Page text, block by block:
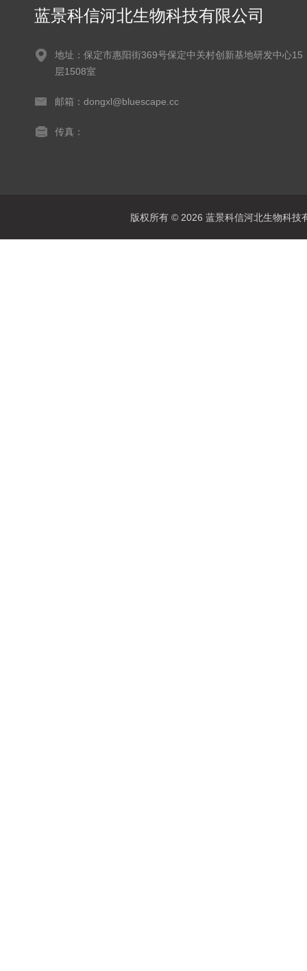
蓝景科信河北生物科技有限公司
地址：保定市惠阳街369号保定中关村创新基地研发中心15
层1508室
邮箱：dongxl@bluescape.cc
传真：
版权所有 © 2026 蓝景科信河北生物科